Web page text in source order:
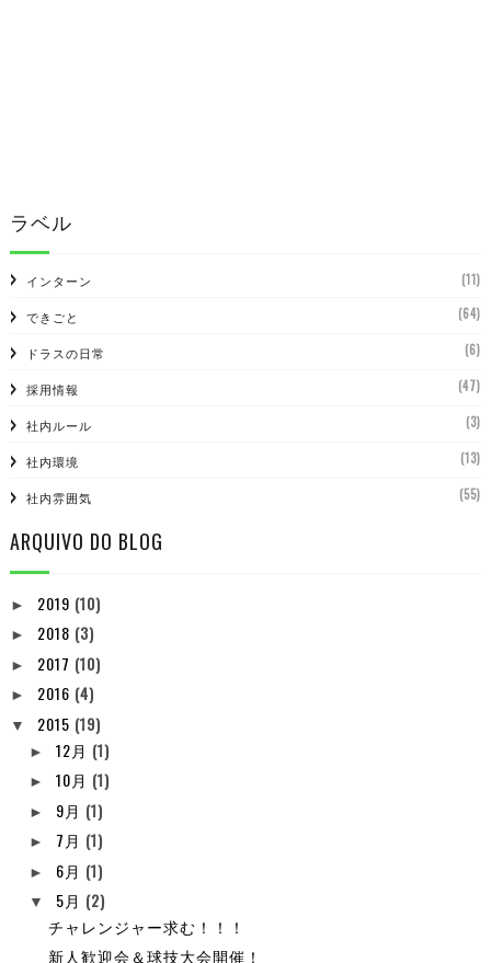
ラベル
インターン (11)
できごと (64)
ドラスの日常 (6)
採用情報 (47)
社内ルール (3)
社内環境 (13)
社内雰囲気 (55)
ARQUIVO DO BLOG
► 2019 (10)
► 2018 (3)
► 2017 (10)
► 2016 (4)
▼ 2015 (19)
► 12月 (1)
► 10月 (1)
► 9月 (1)
► 7月 (1)
► 6月 (1)
▼ 5月 (2)
チャレンジャー求む！！！
新人歓迎会＆球技大会開催！